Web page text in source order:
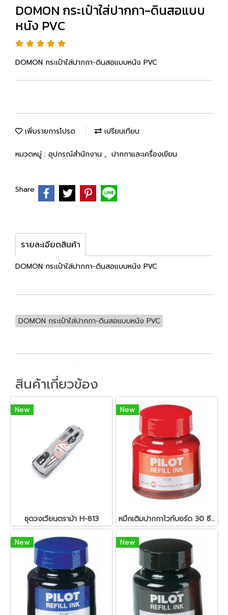
DOMON กระเป๋าใส่ปากกา-ดินสอแบบ
หนัง PVC
DOMON กระเป๋าใส่ปากกา-ดินสอแบบหนัง PVC
เพิ่มรายการโปรด เปรียบเทียบ
หมวดหมู่ : อุปกรณ์สำนักงาน , ปากกาและเครื่องเขียน
Share
รายละเอียดสินค้า
DOMON กระเป๋าใส่ปากกา-ดินสอแบบหนัง PVC
DOMON กระเป๋าใส่ปากกา-ดินสอแบบหนัง PVC
สินค้าเกี่ยวข้อง
New
ชุดวงเวียนตราม้า H-813
New
หมึกเติมปากกาไวท์บอร์ด 30 ซีซี. สีแดง ไพล็อต
New New